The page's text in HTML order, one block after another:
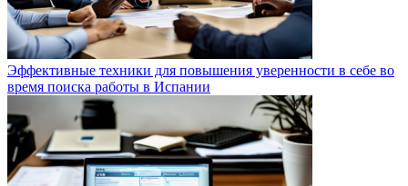
Эффективные техники для повышения уверенности в себе во
время поиска работы в Испании